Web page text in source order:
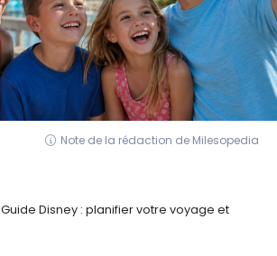
Note de la rédaction de Milesopedia
Guide Disney : planifier votre voyage et